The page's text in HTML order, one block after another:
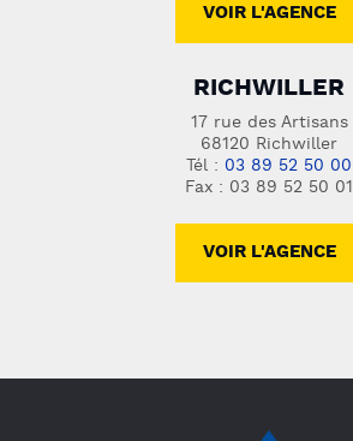
VOIR L'AGENCE
RICHWILLER
17 rue des Artisans
68120 Richwiller
Tél : 03 89 52 50 00
Fax : 03 89 52 50 01
VOIR L'AGENCE